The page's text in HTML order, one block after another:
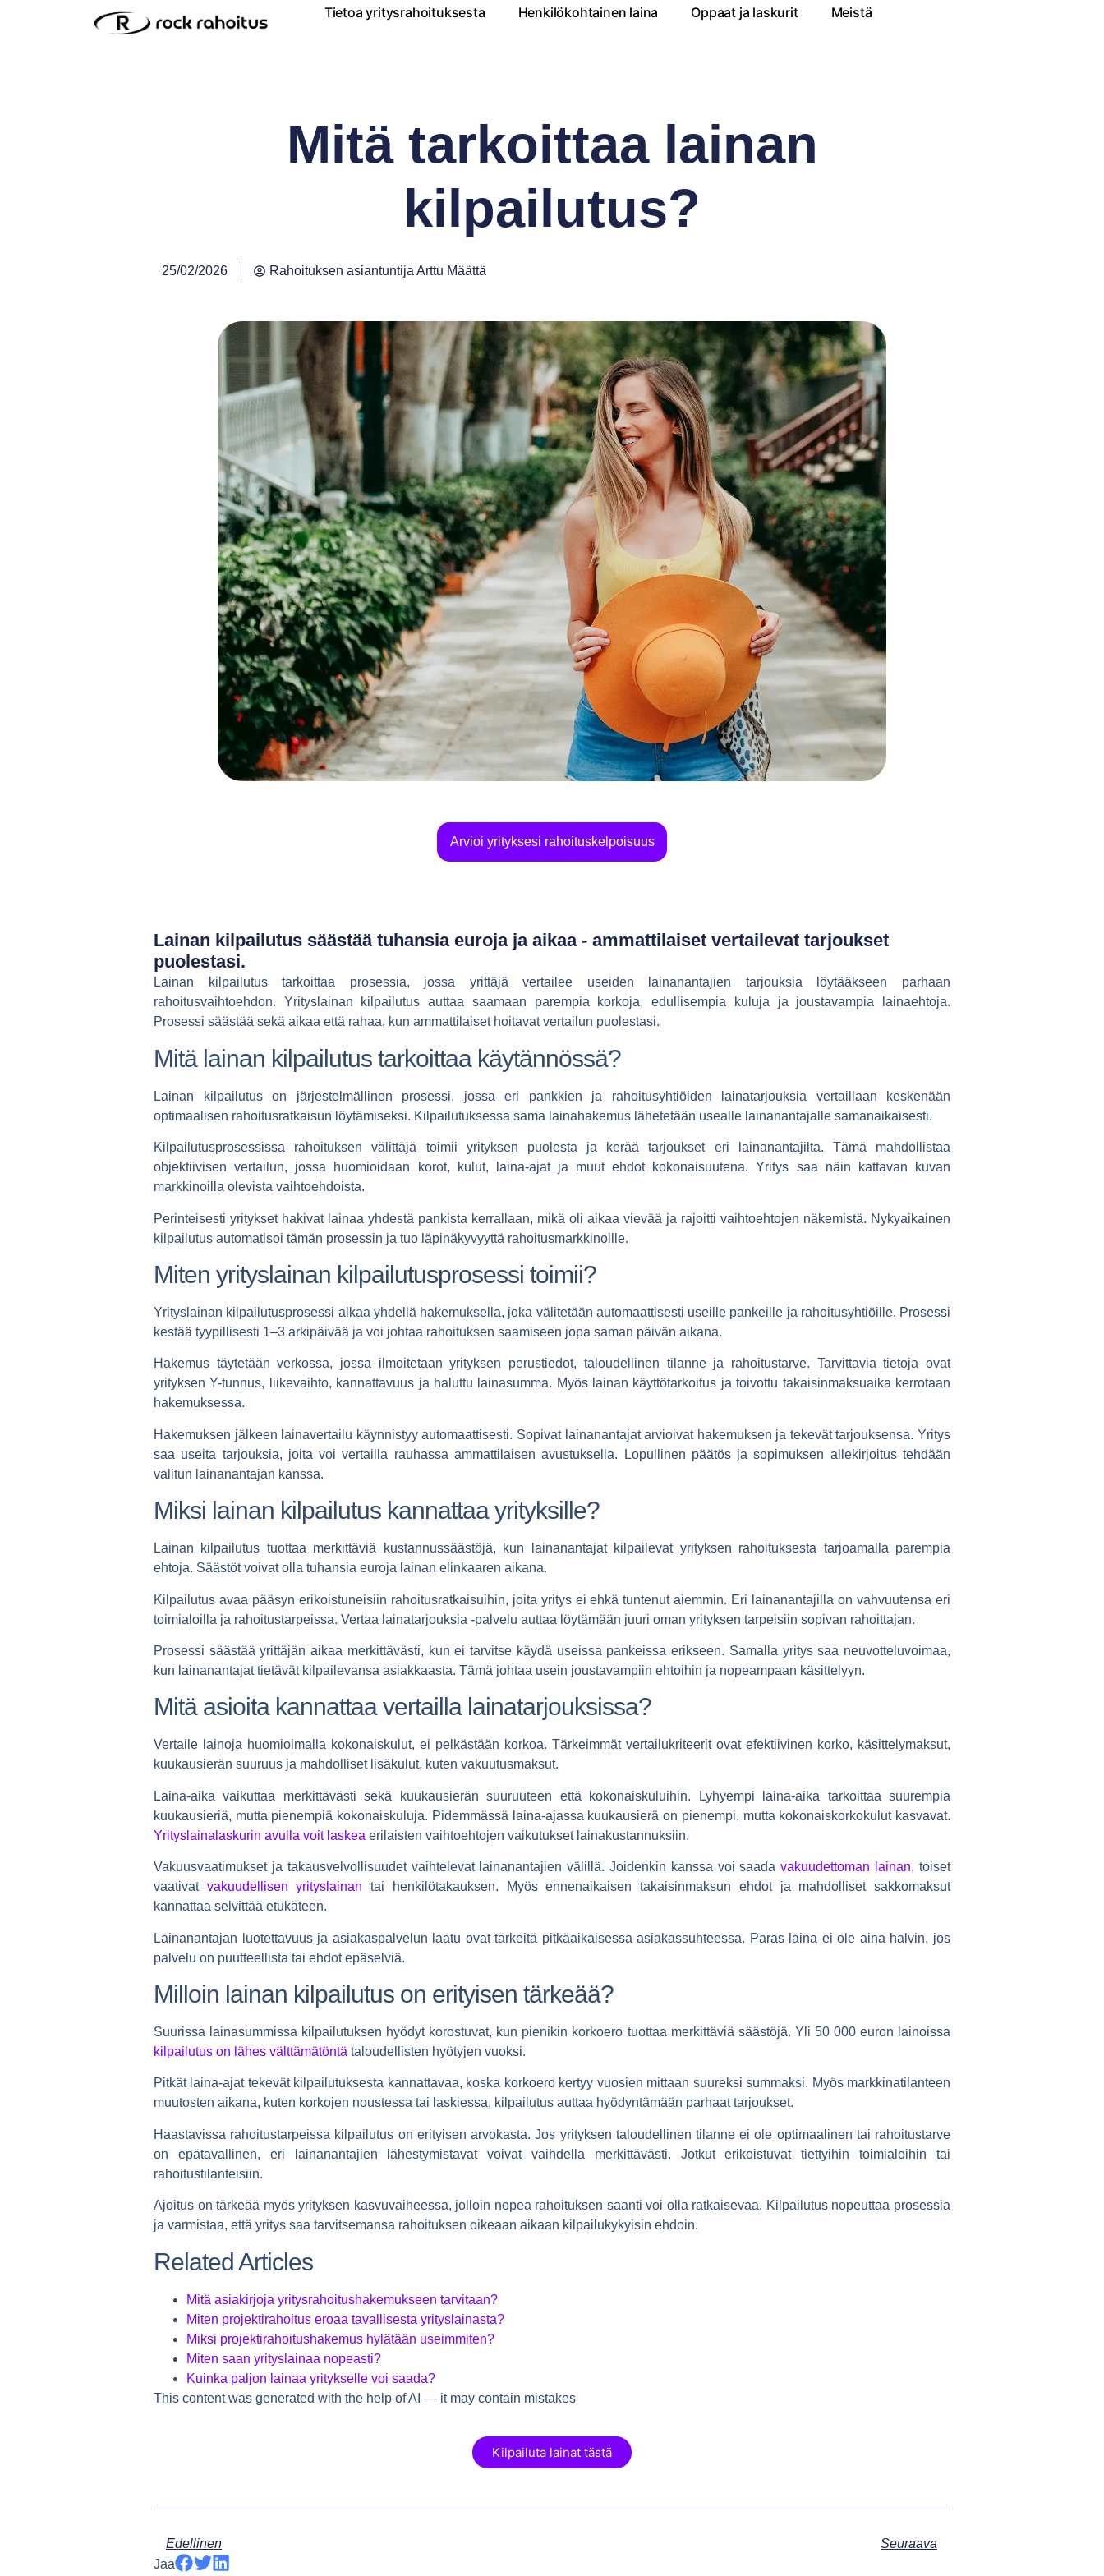
Tietoa yritysrahoituksesta Henkilökohtainen laina Oppaat ja laskurit Meistä
Mitä tarkoittaa lainan
kilpailutus?
25/02/2026 Rahoituksen asiantuntija Arttu Määttä
Arvioi yrityksesi rahoituskelpoisuus
Lainan kilpailutus säästää tuhansia euroja ja aikaa - ammattilaiset vertailevat tarjoukset
puolestasi.
Lainan kilpailutus tarkoittaa prosessia, jossa yrittäjä vertailee useiden lainanantajien tarjouksia löytääkseen parhaan
rahoitusvaihtoehdon. Yrityslainan kilpailutus auttaa saamaan parempia korkoja, edullisempia kuluja ja joustavampia lainaehtoja.
Prosessi säästää sekä aikaa että rahaa, kun ammattilaiset hoitavat vertailun puolestasi.
Mitä lainan kilpailutus tarkoittaa käytännössä?
Lainan kilpailutuson järjestelmällinen prosessi, jossa eri pankkien ja rahoitusyhtiöiden lainatarjouksia vertaillaan keskenään
optimaalisen rahoitusratkaisun löytämiseksi. Kilpailutuksessa sama lainahakemus lähetetään usealle lainanantajalle samanaikaisesti.
Kilpailutusprosessissa rahoituksen välittäjä toimii yrityksen puolesta ja kerää tarjoukset eri lainanantajilta. Tämä mahdollistaa
objektiivisen vertailun, jossa huomioidaan korot, kulut, laina-ajat ja muut ehdot kokonaisuutena. Yritys saa näin kattavan kuvan
markkinoilla olevista vaihtoehdoista.
Perinteisesti yritykset hakivat lainaa yhdestä pankista kerrallaan, mikä oli aikaa vievää ja rajoitti vaihtoehtojen näkemistä. Nykyaikainen
kilpailutus automatisoi tämän prosessin ja tuo läpinäkyvyyttä rahoitusmarkkinoille.
Miten yrityslainan kilpailutusprosessi toimii?
Yrityslainan kilpailutusprosessi alkaa yhdellä hakemuksella, joka välitetään automaattisesti useille pankeille ja rahoitusyhtiöille. Prosessi
kestää tyypillisesti 1–3 arkipäivää ja voi johtaa rahoituksen saamiseen jopa saman päivän aikana.
Hakemus täytetään verkossa, jossa ilmoitetaan yrityksen perustiedot, taloudellinen tilanne ja rahoitustarve. Tarvittavia tietoja ovat
yrityksen Y-tunnus, liikevaihto, kannattavuus ja haluttu lainasumma. Myös lainan käyttötarkoitus ja toivottu takaisinmaksuaika kerrotaan
hakemuksessa.
Hakemuksen jälkeen lainavertailu käynnistyy automaattisesti. Sopivat lainanantajat arvioivat hakemuksen ja tekevät tarjouksensa. Yritys
saa useita tarjouksia, joita voi vertailla rauhassa ammattilaisen avustuksella. Lopullinen päätös ja sopimuksen allekirjoitus tehdään
valitun lainanantajan kanssa.
Miksi lainan kilpailutus kannattaa yrityksille?
Lainan kilpailutus tuottaa merkittäviä kustannussäästöjä, kun lainanantajat kilpailevat yrityksen rahoituksesta tarjoamalla parempia
ehtoja. Säästöt voivat olla tuhansia euroja lainan elinkaaren aikana.
Kilpailutus avaa pääsyn erikoistuneisiin rahoitusratkaisuihin, joita yritys ei ehkä tuntenut aiemmin. Eri lainanantajilla on vahvuutensa eri
toimialoilla ja rahoitustarpeissa. Vertaa lainatarjouksia -palvelu auttaa löytämään juuri oman yrityksen tarpeisiin sopivan rahoittajan.
Prosessi säästää yrittäjän aikaa merkittävästi, kun ei tarvitse käydä useissa pankeissa erikseen. Samalla yritys saa neuvotteluvoimaa,
kun lainanantajat tietävät kilpailevansa asiakkaasta. Tämä johtaa usein joustavampiin ehtoihin ja nopeampaan käsittelyyn.
Mitä asioita kannattaa vertailla lainatarjouksissa?
Vertaile lainoja huomioimalla kokonaiskulut, ei pelkästään korkoa. Tärkeimmät vertailukriteerit ovat efektiivinen korko, käsittelymaksut,
kuukausierän suuruus ja mahdolliset lisäkulut, kuten vakuutusmaksut.
Laina-aika vaikuttaa merkittävästi sekä kuukausierän suuruuteen että kokonaiskuluihin. Lyhyempi laina-aika tarkoittaa suurempia
kuukausieriä, mutta pienempiä kokonaiskuluja. Pidemmässä laina-ajassa kuukausierä on pienempi, mutta kokonaiskorkokulut kasvavat.
Yrityslainalaskurin avulla voit laskea erilaisten vaihtoehtojen vaikutukset lainakustannuksiin.
Vakuusvaatimukset ja takausvelvollisuudet vaihtelevat lainanantajien välillä. Joidenkin kanssa voi saadavakuudettoman lainan, toiset
vaativat vakuudellisen yrityslainan tai henkilötakauksen. Myös ennenaikaisen takaisinmaksun ehdot ja mahdolliset sakkomaksut
kannattaa selvittää etukäteen.
Lainanantajan luotettavuus ja asiakaspalvelun laatu ovat tärkeitä pitkäaikaisessa asiakassuhteessa. Paras laina ei ole aina halvin, jos
palvelu on puutteellista tai ehdot epäselviä.
Milloin lainan kilpailutus on erityisen tärkeää?
Suurissa lainasummissa kilpailutuksen hyödyt korostuvat, kun pienikin korkoero tuottaa merkittäviä säästöjä. Yli 50 000 euron lainoissa
kilpailutus on lähes välttämätöntä taloudellisten hyötyjen vuoksi.
Pitkät laina-ajat tekevät kilpailutuksesta kannattavaa, koska korkoero kertyy vuosien mittaan suureksi summaksi. Myös markkinatilanteen
muutosten aikana, kuten korkojen noustessa tai laskiessa, kilpailutus auttaa hyödyntämään parhaat tarjoukset.
Haastavissa rahoitustarpeissa kilpailutus on erityisen arvokasta. Jos yrityksen taloudellinen tilanne ei ole optimaalinen tai rahoitustarve
on epätavallinen, eri lainanantajien lähestymistavat voivat vaihdella merkittävästi. Jotkut erikoistuvat tiettyihin toimialoihin tai
rahoitustilanteisiin.
Ajoitus on tärkeää myös yrityksen kasvuvaiheessa, jolloin nopea rahoituksen saanti voi olla ratkaisevaa. Kilpailutus nopeuttaa prosessia
ja varmistaa, että yritys saa tarvitsemansa rahoituksen oikeaan aikaan kilpailukykyisin ehdoin.
Related Articles
Mitä asiakirjoja yritysrahoitushakemukseen tarvitaan?
Miten projektirahoitus eroaa tavallisesta yrityslainasta?
Miksi projektirahoitushakemus hylätään useimmiten?
Miten saan yrityslainaa nopeasti?
Kuinka paljon lainaa yritykselle voi saada?
This content was generated with the help of AI — it may contain mistakes
Kilpailuta lainat tästä
Edellinen
Seuraava
Jaa